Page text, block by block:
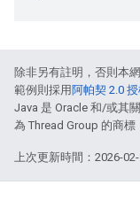
除非另有註明，否則本
範例則採用 阿帕契 2.0
Java 是 Oracle 和/或其
為 Thread Group 的商標
上次更新時間：2026-